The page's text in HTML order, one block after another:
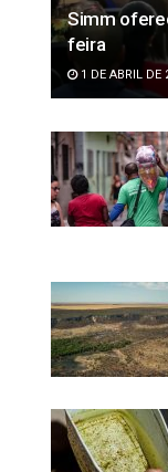
Simm
feira
1 DE ABRIL DE